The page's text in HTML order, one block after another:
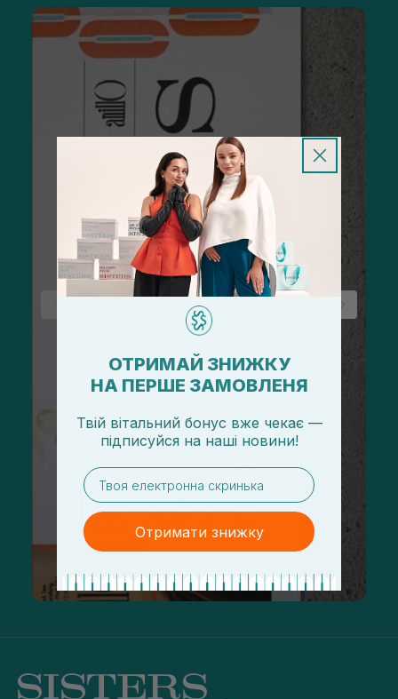
ОТРИМАЙ ЗНИЖКУ
НА ПЕРШЕ ЗАМОВЛЕНЯ
Твій вітальний бонус вже чекає —
підписуйся на наші новини!
email
Отримати знижку